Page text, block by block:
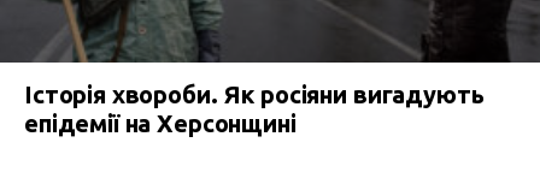
Історія хвороби. Як росіяни вигадують
епідемії на Херсонщині